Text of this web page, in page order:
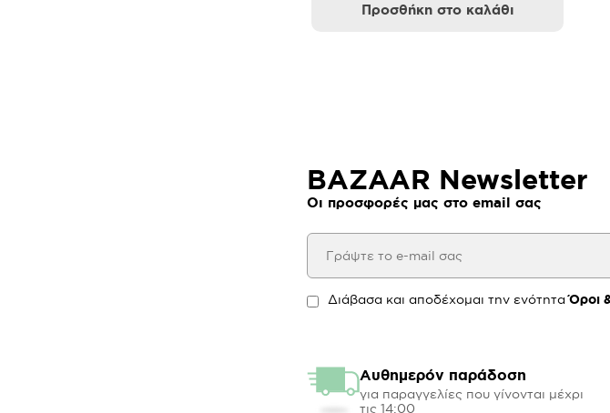
Προσθήκη στο καλάθι
BAZAAR Newsletter
Οι προσφορές μας στο email σας
Διάβασα και αποδέχομαι την ενότηταΌροι
Αυθημερόν παράδοση
για παραγγελίες που γίνονται μέχρι
τις 14:00